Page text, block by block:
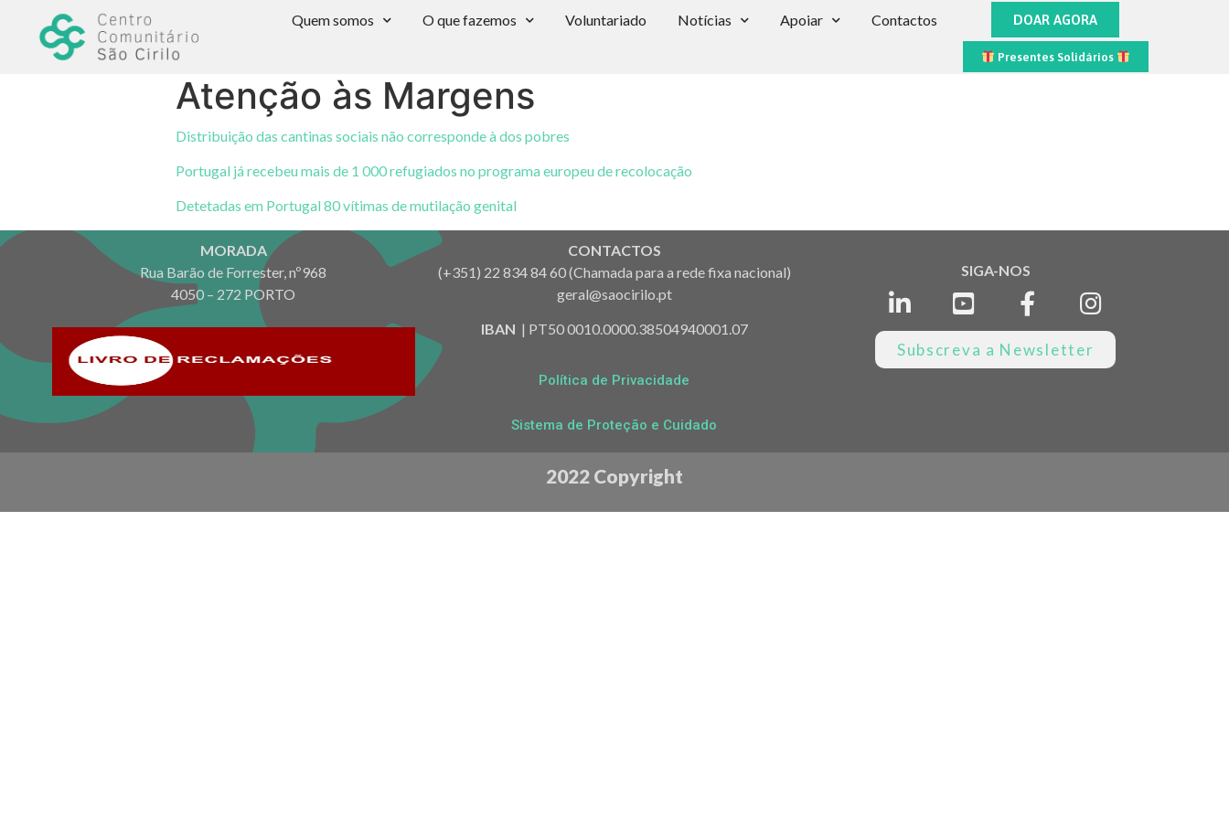
Quem somos O que fazemos Voluntariado Notícias Apoiar Contactos DOAR AGORA
Presentes Solidários
Atenção às Margens
Distribuição das cantinas sociais não corresponde à dos pobres
Portugal já recebeu mais de 1 000 refugiados no programa europeu de recolocação
Detetadas em Portugal 80 vítimas de mutilação genital
MORADA
Rua Barão de Forrester, nº968
4050 – 272 PORTO
CONTACTOS
(+351) 22 834 84 60 (Chamada para a rede fixa nacional)
geral@saocirilo.pt
IBAN | PT50 0010.0000.38504940001.07
Política de Privacidade
Sistema de Proteção e Cuidado
SIGA-NOS
Subscreva a Newsletter
2022 Copyright